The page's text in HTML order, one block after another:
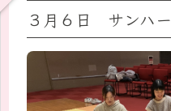
３月６日 サンハ